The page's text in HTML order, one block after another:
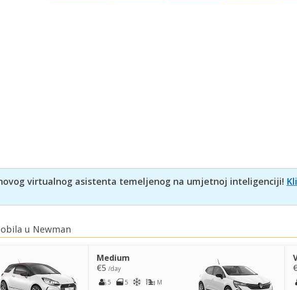
virtualnog asistenta temeljenog na umjetnoj inteligenciji!
u Newman
Medium
€5/day
5
5 M